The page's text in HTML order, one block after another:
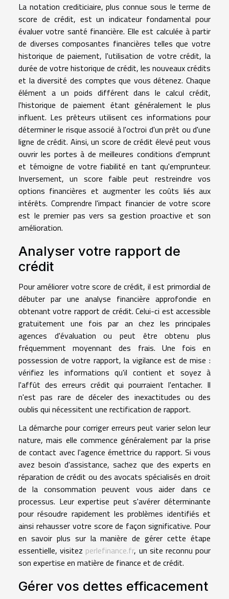
La notation crediticiaire, plus connue sous le terme de
score de crédit, est un indicateur fondamental pour
évaluer votre santé financière. Elle est calculée à partir
de diverses composantes financières telles que votre
historique de paiement, l'utilisation de votre crédit, la
durée de votre historique de crédit, les nouveaux crédits
et la diversité des comptes que vous détenez. Chaque
élément a un poids différent dans le calcul crédit,
l'historique de paiement étant généralement le plus
influent. Les prêteurs utilisent ces informations pour
déterminer le risque associé à l'octroi d'un prêt ou d'une
ligne de crédit. Ainsi, un score de crédit élevé peut vous
ouvrir les portes à de meilleures conditions d'emprunt
et témoigne de votre fiabilité en tant qu'emprunteur.
Inversement, un score faible peut restreindre vos
options financières et augmenter les coûts liés aux
intérêts. Comprendre l'impact financier de votre score
est le premier pas vers sa gestion proactive et son
amélioration.
Analyser votre rapport de
crédit
Pour améliorer votre score de crédit, il est primordial de
débuter par une analyse financière approfondie en
obtenant votre rapport de crédit. Celui-ci est accessible
gratuitement une fois par an chez les principales
agences d'évaluation ou peut être obtenu plus
fréquemment moyennant des frais. Une fois en
possession de votre rapport, la vigilance est de mise :
vérifiez les informations qu'il contient et soyez à
l'affût des erreurs crédit qui pourraient l'entacher. Il
n'est pas rare de déceler des inexactitudes ou des
oublis qui nécessitent une rectification de rapport.
La démarche pour corriger erreurs peut varier selon leur
nature, mais elle commence généralement par la prise
de contact avec l'agence émettrice du rapport. Si vous
avez besoin d'assistance, sachez que des experts en
réparation de crédit ou des avocats spécialisés en droit
de la consommation peuvent vous aider dans ce
processus. Leur expertise peut s'avérer déterminante
pour résoudre rapidement les problèmes identifiés et
ainsi rehausser votre score de façon significative. Pour
en savoir plus sur la manière de gérer cette étape
essentielle, visitez perlefinance.fr, un site reconnu pour
son expertise en matière de finance et de crédit.
Gérer vos dettes efficacement